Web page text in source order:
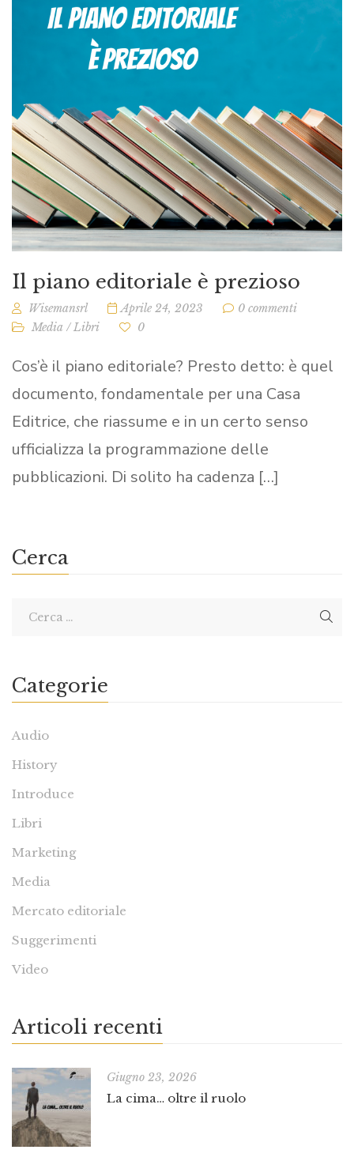
Il piano editoriale è prezioso
Wisemansrl Aprile 24, 2023
0 commenti
Media /Libri 0
Cos’è il piano editoriale? Presto detto: è quel
documento, fondamentale per una Casa
Editrice, che riassume e in un certo senso
ufficializza la programmazione delle
pubblicazioni. Di solito ha cadenza […]
Cerca
Categorie
Audio
History
Introduce
Libri
Marketing
Media
Mercato editoriale
Suggerimenti
Video
Articoli recenti
Giugno 23, 2026
La cima… oltre il ruolo